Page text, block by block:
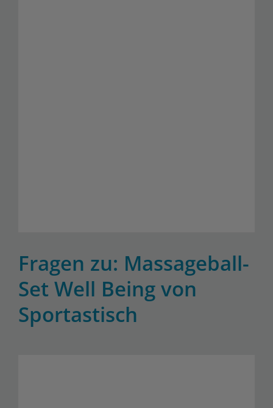
Fragen zu: Massageball-
Set Well Being von
Sportastisch